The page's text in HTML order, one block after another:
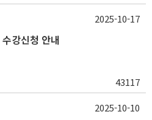
강신청 안내
43117
2025-10-17
2025-10-10